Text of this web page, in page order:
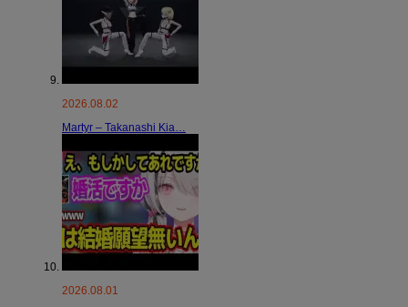
2026.08.02
Martyr – Takanashi Kia…
2026.08.01